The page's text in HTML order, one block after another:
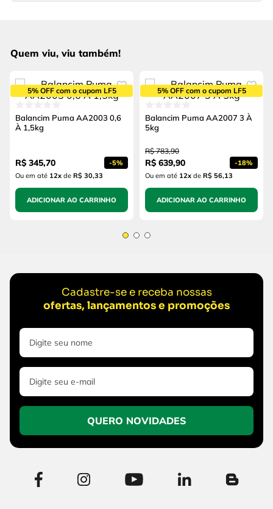
Quem viu, viu também!
5% OFF com o cupom LF5
Balancim Puma AA2003 0,6
À 1,5kg
R$ 345,70 -5%
Ou em até 12x de R$ 30,33
ADICIONAR AO CARRINHO
5% OFF com o cupom LF5
Balancim Puma AA2007 3 À
5kg
R$ 783,90
R$ 639,90 -18%
Ou em até 12x de R$ 56,13
ADICIONAR AO CARRINHO
Cadastre-se e receba nossas
ofertas, lançamentos e promoções
QUERO NOVIDADES